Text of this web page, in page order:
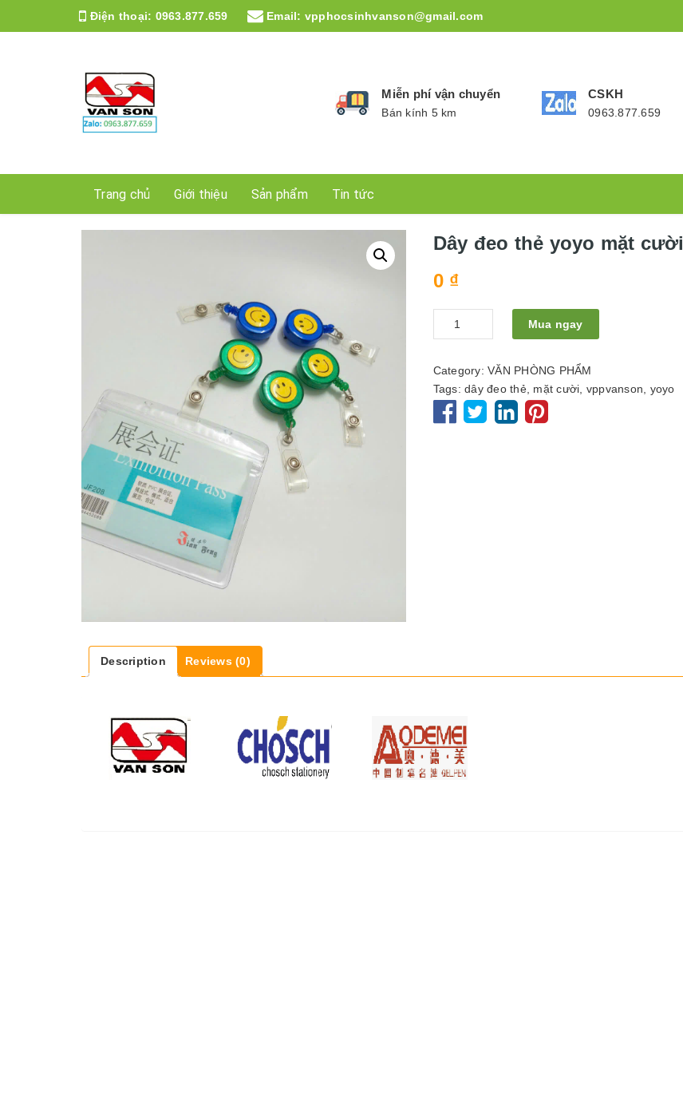
Điện thoại: 0963.877.659 Email: vpphocsinhvanson@gmail.com
Miễn phí vận chuyển
Bán kính 5 km
CSKH
0963.877.659
Trang chủ Giới thiệu Sản phẩm Tin tức
Dây đeo thẻ yoyo mặt cười
0 ₫
Mua ngay
Category:VĂN PHÒNG PHẨM
Tags:dây đeo thẻ, mặt cười vppvanson yoyo
Description Reviews (0)